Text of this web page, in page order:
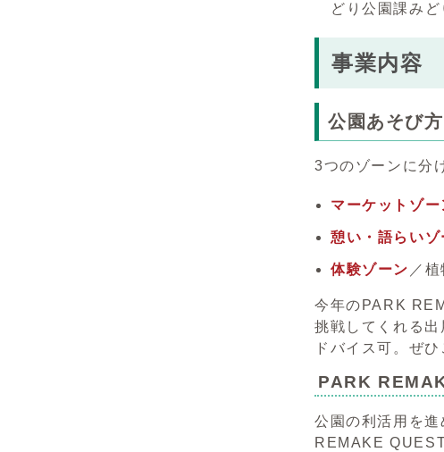
どり公園課みど
事業内容
公園あそび
3つのゾーンに分
マーケットゾー
憩い・語らいゾ
体験ゾーン ／
今年のPARK
挑戦してくれる
ドバイス可。ぜひ
PARK
公園の利活用を
REMAKE